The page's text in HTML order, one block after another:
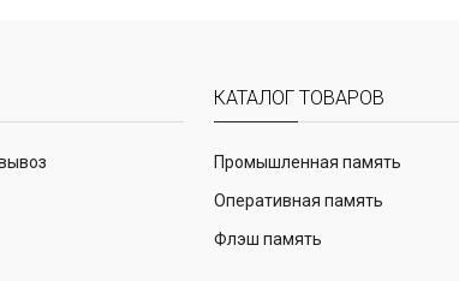
КАТАЛОГ ТОВАРОВ
Промышленная память
Оперативная память
Флэш память